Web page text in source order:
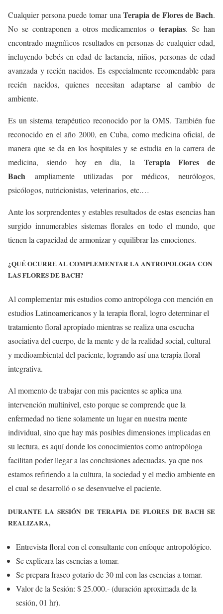
Cualquier persona puede tomar unaTerapia de Flores de Bach.
No se contraponen a otros medicamentos oterapias. Se han
encontrado magníficos resultados en personas de cualquier edad,
incluyendo bebés en edad de lactancia, niños, personas de edad
avanzada y recién nacidos. Es especialmente recomendable para
recién nacidos, quienes necesitan adaptarse al cambio de
ambiente.
Es un sistema terapéutico reconocido por la OMS. También fue
reconocido en el año 2000, en Cuba, como medicina oficial, de
manera que se da en los hospitales y se estudia en la carrera de
medicina, siendo hoy en día, la Terapia Flores de
Bach ampliamente utilizadas por médicos, neurólogos,
psicólogos, nutricionistas, veterinarios, etc.…
Ante los sorprendentes y estables resultados de estas esencias han
surgido innumerables sistemas florales en todo el mundo, que
tienen la capacidad de armonizar y equilibrar las emociones.
¿QUÉ OCURRE AL COMPLEMENTAR LA ANTROPOLOGIA CON
LAS FLORES DE BACH?
Al complementar mis estudios como antropóloga con mención en
estudios Latinoamericanos y la terapia floral, logro determinar el
tratamiento floral apropiado mientras se realiza una escucha
asociativa del cuerpo, de la mente y de la realidad social, cultural
y medioambiental del paciente, logrando así una terapia floral
integrativa.
Al momento de trabajar con mis pacientes se aplica una
intervención multinivel, esto porque se comprende que la
enfermedad no tiene solamente un lugar en nuestra mente
individual, sino que hay más posibles dimensiones implicadas en
su lectura, es aquí donde los conocimientos como antropóloga
facilitan poder llegar a las conclusiones adecuadas, ya que nos
estamos refiriendo a la cultura, la sociedad y el medio ambiente en
el cual se desarrolló o se desenvuelve el paciente.
DURANTE LA SESIÓN DE TERAPIA DE FLORES DE BACH SE
REALIZARA,
Entrevista floral con el consultante con enfoque antropológico.
Se explicara las esencias a tomar.
Se prepara frasco gotario de 30 ml con las esencias a tomar.
Valor de la Sesión: $ 25.000.- (duración aproximada de la
sesión, 01 hr).